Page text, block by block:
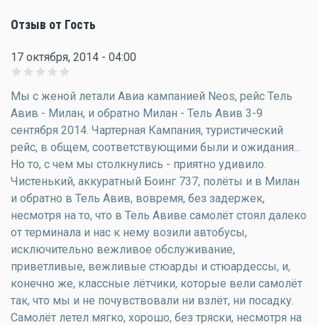
Отзыв от Гость
17 октября, 2014 - 04:00
Мы с женой летали Авиа кампанией Neos, рейс Тель
Авив - Милан, и обратно Милан - Тель Авив 3-9
сентября 2014. Чартерная Кампания, туристический
рейс, в общем, соответствующими были и ожидания...
Но то, с чем мы столкнулись - приятно удивило.
Чистенький, аккуратный Боинг 737, полёты и в Милан
и обратно в Тель Авив, вовремя, без задержек,
несмотря на то, что в Тель Авиве самолёт стоял далеко
от терминала и нас к нему возили автобусы,
исключительно вежливое обслуживание,
приветливые, вежливые стюарды и стюардессы, и,
конечно же, классные лётчики, которые вели самолёт
так, что мы и не почувствовали ни взлёт, ни посадку.
Самолёт летел мягко, хорошо, без тряски, несмотря на